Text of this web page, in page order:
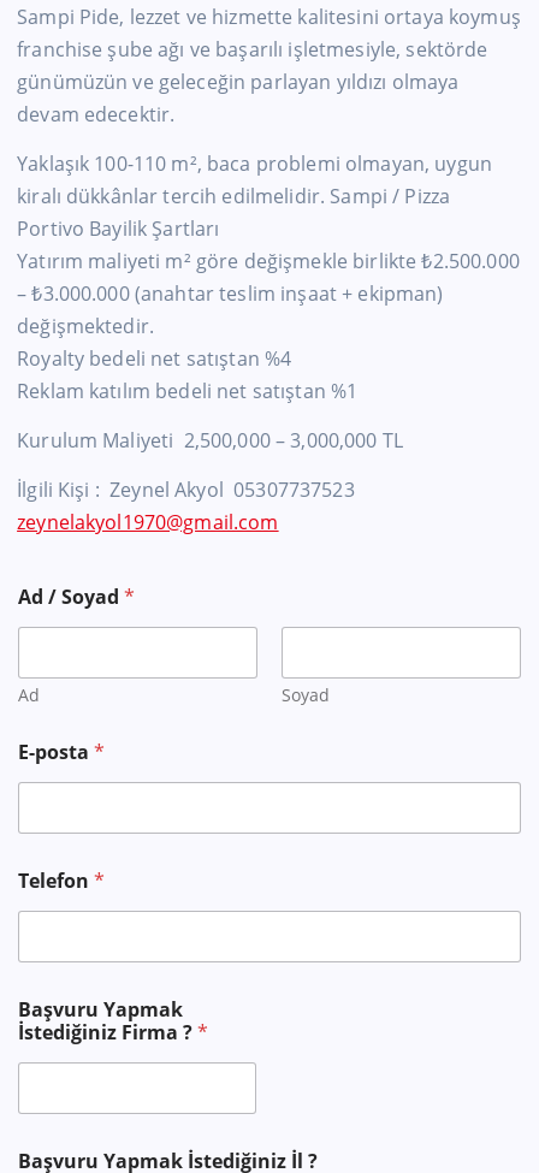
Sampi Pide, lezzet ve hizmette kalitesini ortaya koymuş
franchise şube ağı ve başarılı işletmesiyle, sektörde
günümüzün ve geleceğin parlayan yıldızı olmaya
devam edecektir.
Yaklaşık 100-110 m², baca problemi olmayan, uygun
kiralı dükkânlar tercih edilmelidir. Sampi / Pizza
Portivo Bayilik Şartları
Yatırım maliyeti m² göre değişmekle birlikte ₺2.500.000
– ₺3.000.000 (anahtar teslim inşaat + ekipman)
değişmektedir.
Royalty bedeli net satıştan %4
Reklam katılım bedeli net satıştan %1
Kurulum Maliyeti 2,500,000 – 3,000,000 TL
İlgili Kişi : Zeynel Akyol 05307737523
zeynelakyol1970@gmail.com
Ad / Soyad*
Ad Soyad
E-posta*
Telefon*
Başvuru Yapmak
İstediğiniz Firma ?*
B
Başvuru Yapmak İstediğiniz İl ?